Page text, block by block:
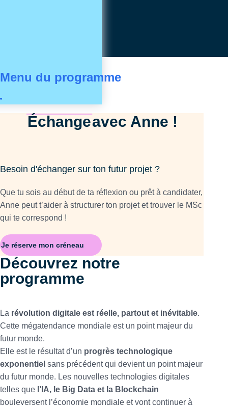
Menu du programme
Échangeavec Anne !
Besoin d'échanger sur ton futur projet ?
Que tu sois au début de ta réflexion ou prêt à candidater,
Anne peut t’aider à structurer ton projet et trouver le MSc
qui te correspond !
Je réserve mon créneau
Découvrez notre
programme
La révolution digitale est réelle, partout et inévitable.
Cette mégatendance mondiale est un point majeur du
futur monde.
Elle est le résultat d’un progrès technologique
exponentiel sans précédent qui devient un point majeur
du futur monde. Les nouvelles technologies digitales
telles que l’IA, le Big Data et la Blockchain
bouleversent l’économie mondiale et vont continuer à